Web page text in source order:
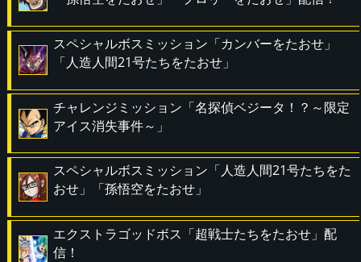
スペシャルボスミッション「カンバーをたおせ」
「人造人間21号たちをたおせ」
チャレンジミッション「名探偵ベジータ！？～限定
アイス消失事件～」
スペシャルボスミッション「人造人間21号たちをた
おせ」「孫悟空をたおせ」
エクストラゴッドボス「超戦士たちをたおせ」配
信！